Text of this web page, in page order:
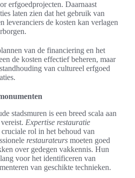
erfgoedprojecten. Daarnaast
laten zien dat het gebruik van
leveranciers de kosten kan verlagen
van de financiering en het
de kosten effectief beheren, maar
van cultureel erfgoed
stadsmuren is een breed scala aan
Expertise restauratie
cruciale rol in het behoud van
restaurateurs moeten goed
over gedegen vakkennis. Hun
voor het identificeren van
van geschikte technieken.